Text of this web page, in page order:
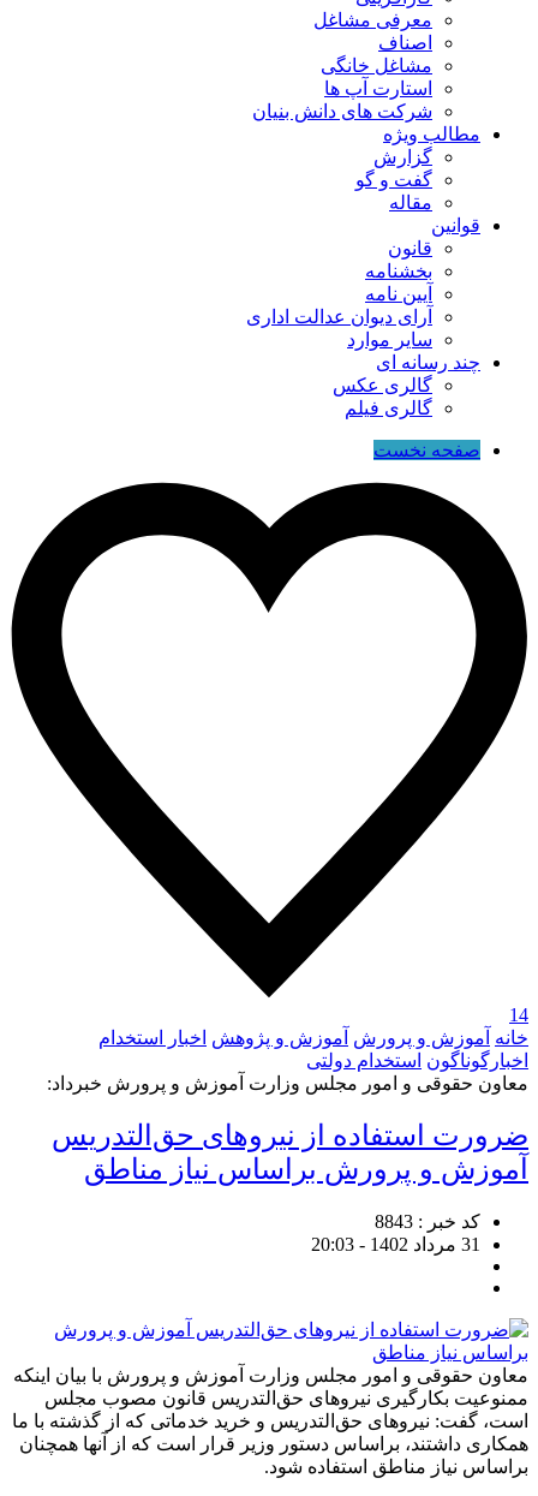
معرفی مشاغل
اصناف
مشاغل خانگی
استارت آپ ها
شرکت های دانش بنیان
مطالب ویژه
گزارش
گفت و گو
مقاله
قوانین
قانون
بخشنامه
آیین نامه
آرای دیوان عدالت اداری
سایر موارد
چند رسانه ای
گالری عکس
گالری فیلم
صفحه نخست
14
خانه آموزش و پرورش آموزش و پژوهش اخبار استخدام
اخبارگوناگون استخدام دولتی
معاون حقوقی و امور مجلس وزارت آموزش و پرورش خبرداد:
ضرورت استفاده از نیروهای حق‌التدریس
آموزش و پرورش براساس نیاز مناطق
کد خبر : 8843
31 مرداد 1402 - 20:03
معاون حقوقی و امور مجلس وزارت آموزش و پرورش با بیان اینکه
ممنوعیت بکارگیری‌ نیروهای حق‌التدریس قانون مصوب مجلس
است، گفت: نیروهای حق‌التدریس و خرید خدماتی که از گذشته با ما
همکاری داشتند، براساس دستور وزیر قرار است که از آنها همچنان
براساس نیاز مناطق استفاده شود.